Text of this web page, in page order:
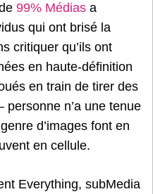
99% Médias a
qui ont brisé la
critiquer qu’ils ont
en haute-définition
en train de tirer des
personne n’a une tenue
d’images font en
en cellule.
Everything, subMedia